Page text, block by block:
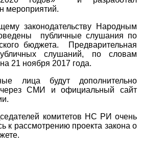
мероприятий.
законодательству Народным
публичные слушания по
бюджета. Предварительная
слушаний, по словам
21 ноября 2017 года.
лица будут дополнительно
СМИ и официальный сайт
комитетов НС РИ очень
к рассмотрению проекта закона о